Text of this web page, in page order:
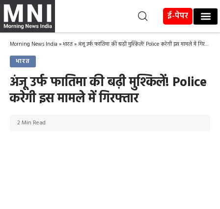
ई-पेपर
Morning News India »भारत»अंजू उर्फ फातिमा की बढ़ी मुश्किलें! Police करेगी इस मामले में गिरफ्तार
भारत
अंजू उर्फ फातिमा की बढ़ी मुश्किलें! Police
करेगी इस मामले में गिरफ्तार
2 Min Read